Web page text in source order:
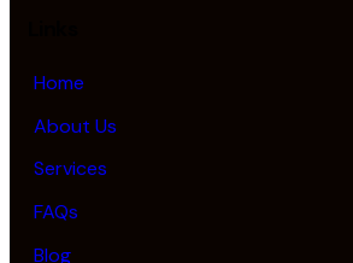
Home
About Us
Services
FAQs
Blog